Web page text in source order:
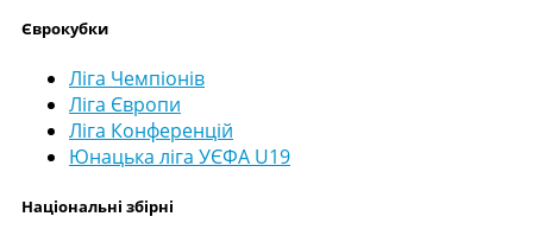
Єврокубки
Ліга Чемпіонів
Ліга Європи
Ліга Конференцій
Юнацька ліга УЄФА U19
Національні збірні